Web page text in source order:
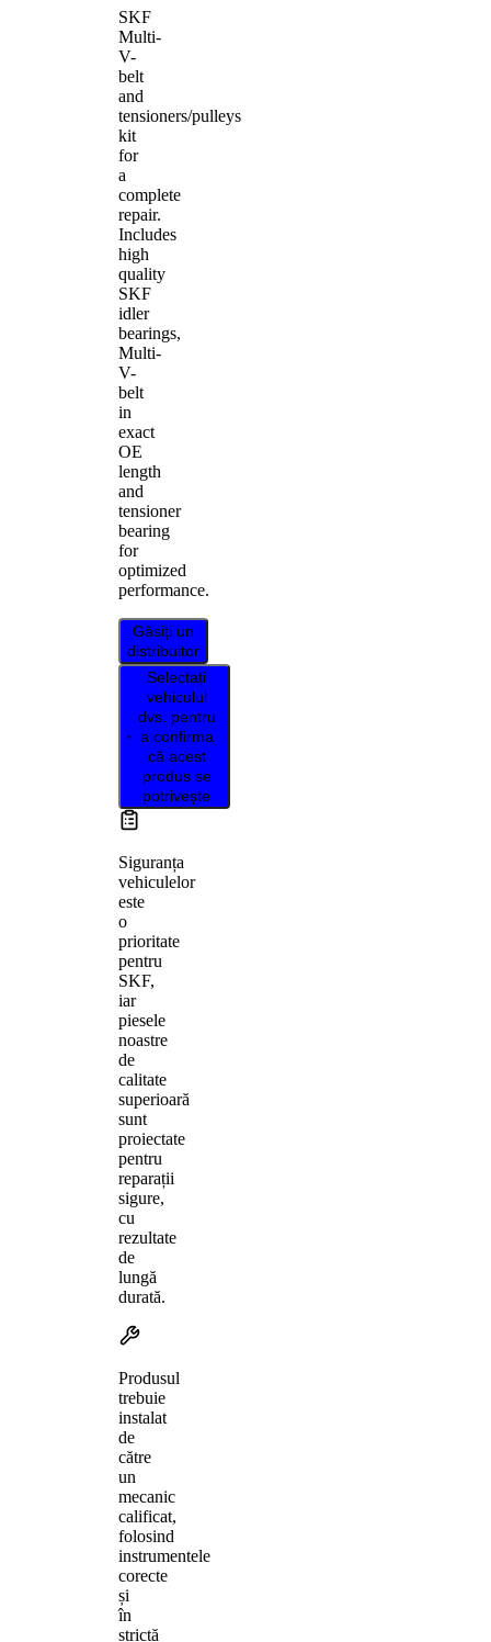
SKF
Multi-
V-
belt
and
tensioners/pulleys
kit
for
a
complete
repair.
Includes
high
quality
SKF
idler
bearings,
Multi-
V-
belt
in
exact
OE
length
and
tensioner
bearing
for
optimized
performance.
Găsiți un
distribuitor
Selectați
vehiculul
dvs. pentru
a confirma
că acest
produs se
potrivește
Siguranța
vehiculelor
este
o
prioritate
pentru
SKF,
iar
piesele
noastre
de
calitate
superioară
sunt
proiectate
pentru
reparații
sigure,
cu
rezultate
de
lungă
durată.
Produsul
trebuie
instalat
de
către
un
mecanic
calificat,
folosind
instrumentele
corecte
și
în
strictă